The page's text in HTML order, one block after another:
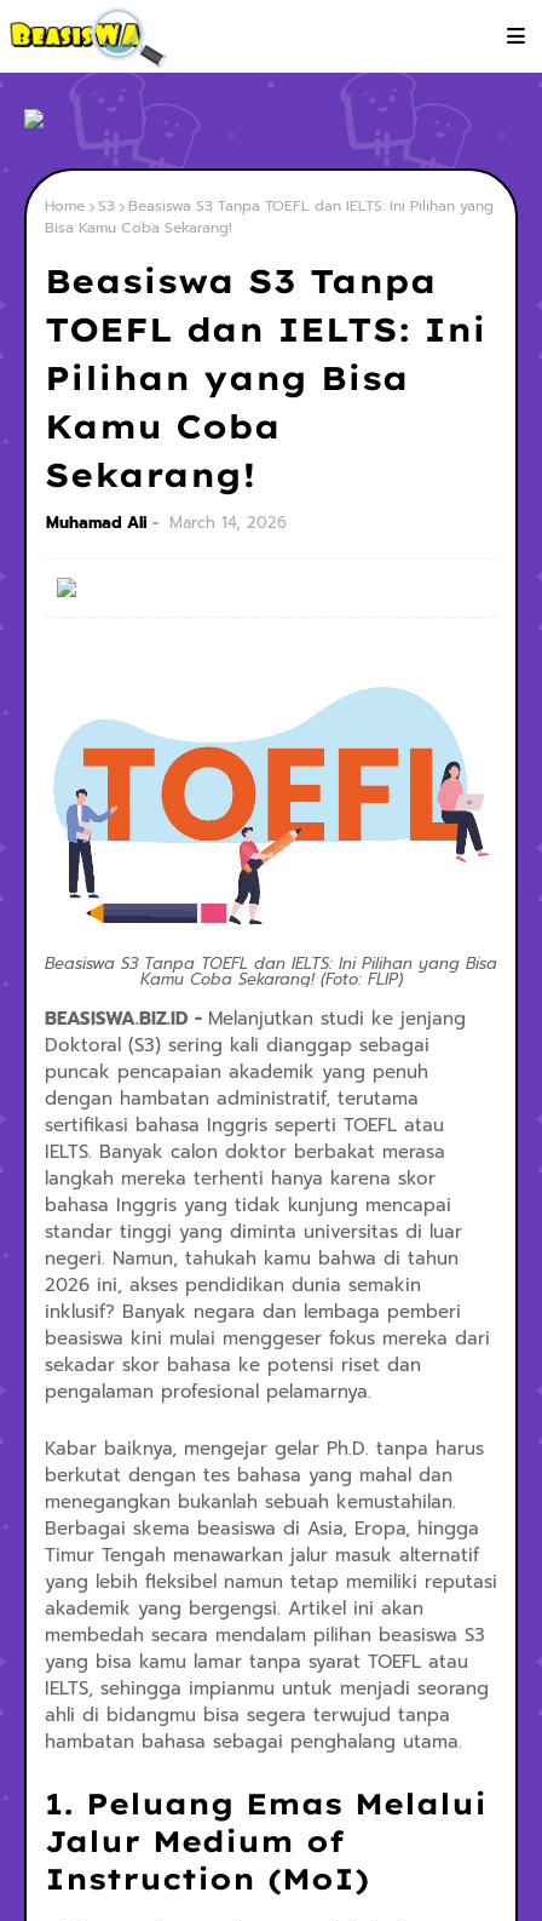
Home S3
Beasiswa S3 Tanpa TOEFL dan IELTS: Ini Pilihan yang
Bisa Kamu Coba Sekarang!
Beasiswa S3 Tanpa
TOEFL dan IELTS: Ini
Pilihan yang Bisa
Kamu Coba
Sekarang!
Muhamad Ali March 14, 2026
Beasiswa S3 Tanpa TOEFL dan IELTS: Ini Pilihan yang Bisa
Kamu Coba Sekarang! (Foto: FLIP)
BEASISWA.BIZ.ID - Melanjutkan studi ke jenjang
Doktoral (S3) sering kali dianggap sebagai
puncak pencapaian akademik yang penuh
dengan hambatan administratif, terutama
sertifikasi bahasa Inggris seperti TOEFL atau
IELTS. Banyak calon doktor berbakat merasa
langkah mereka terhenti hanya karena skor
bahasa Inggris yang tidak kunjung mencapai
standar tinggi yang diminta universitas di luar
negeri. Namun, tahukah kamu bahwa di tahun
2026 ini, akses pendidikan dunia semakin
inklusif? Banyak negara dan lembaga pemberi
beasiswa kini mulai menggeser fokus mereka dari
sekadar skor bahasa ke potensi riset dan
pengalaman profesional pelamarnya.
Kabar baiknya, mengejar gelar Ph.D. tanpa harus
berkutat dengan tes bahasa yang mahal dan
menegangkan bukanlah sebuah kemustahilan.
Berbagai skema beasiswa di Asia, Eropa, hingga
Timur Tengah menawarkan jalur masuk alternatif
yang lebih fleksibel namun tetap memiliki reputasi
akademik yang bergengsi. Artikel ini akan
membedah secara mendalam pilihan beasiswa S3
yang bisa kamu lamar tanpa syarat TOEFL atau
IELTS, sehingga impianmu untuk menjadi seorang
ahli di bidangmu bisa segera terwujud tanpa
hambatan bahasa sebagai penghalang utama.
1. Peluang Emas Melalui
Jalur Medium of
Instruction (MoI)